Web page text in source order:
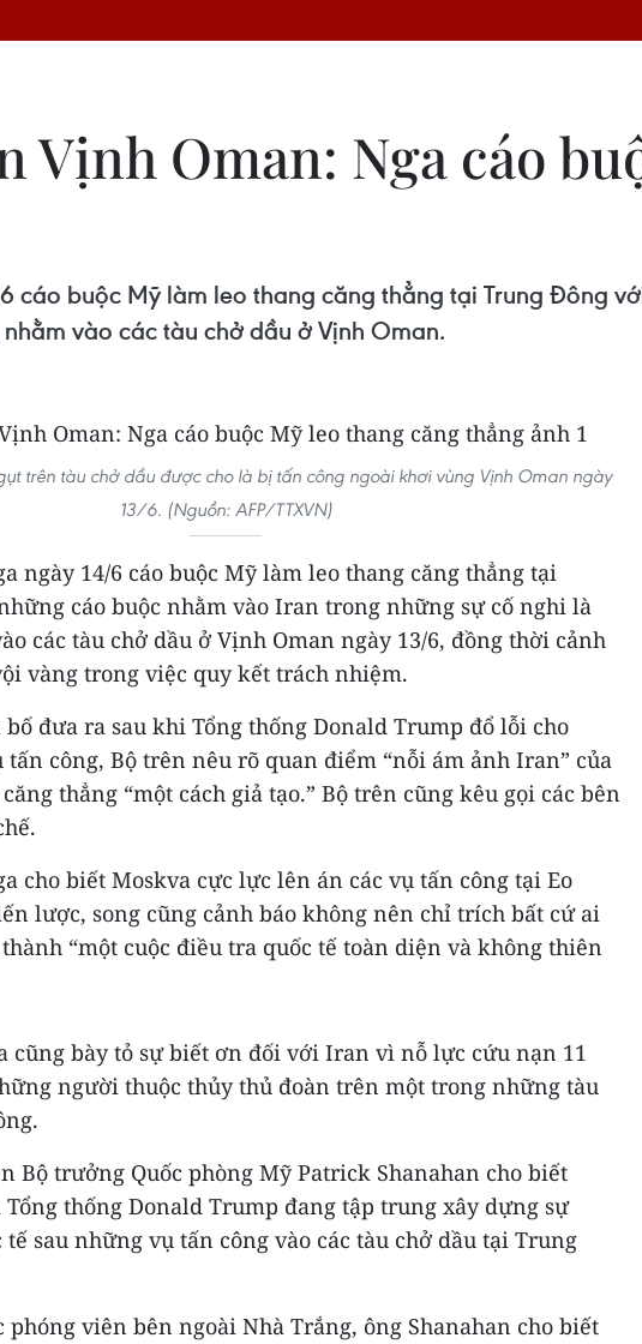
Vịnh Oman: Nga cáo
cáo buộc Mỹ làm leo thang căng thẳng tại Trung Đông
vào các tàu chở dầu ở Vịnh Oman.
trên tàu chở dầu được cho là bị tấn công ngoài khơi vùng Vịnh Oman ngày
13/6. (Nguồn: AFP/TTXVN)
ngày 14/6 cáo buộc Mỹ làm leo thang căng thẳng tại
cáo buộc nhằm vào Iran trong những sự cố nghi là
các tàu chở dầu ở Vịnh Oman ngày 13/6, đồng thời cảnh
vàng trong việc quy kết trách nhiệm.
đưa ra sau khi Tổng thống Donald Trump đổ lỗi cho
tấn công, Bộ trên nêu rõ quan điểm “nỗi ám ảnh Iran” của
thẳng “một cách giả tạo.” Bộ trên cũng kêu gọi các bên
cho biết Moskva cực lực lên án các vụ tấn công tại Eo
lược, song cũng cảnh báo không nên chỉ trích bất cứ ai
“một cuộc điều tra quốc tế toàn diện và không thiên
cũng bày tỏ sự biết ơn đối với Iran vì nỗ lực cứu nạn 11
người thuộc thủy thủ đoàn trên một trong những tàu
Bộ trưởng Quốc phòng Mỹ Patrick Shanahan cho biết
thống Donald Trump đang tập trung xây dựng sự
sau những vụ tấn công vào các tàu chở dầu tại Trung
phóng viên bên ngoài Nhà Trắng, ông Shanahan cho biết